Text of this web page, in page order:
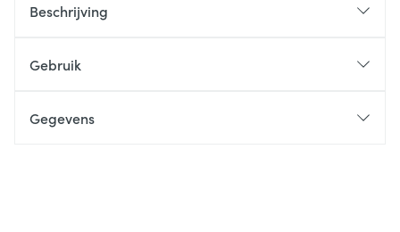
Beschrijving
Gebruik
Gegevens